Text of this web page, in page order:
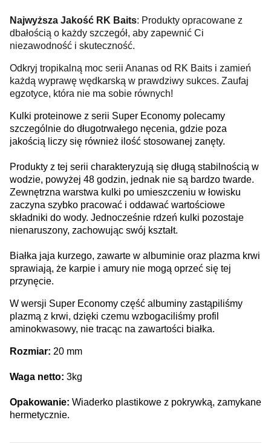
Najwyższa Jakość RK Baits: Produkty opracowane z
dbałością o każdy szczegół, aby zapewnić Ci
niezawodność i skuteczność.
Odkryj tropikalną moc serii Ananas od RK Baits i zamień
każdą wyprawę wędkarską w prawdziwy sukces. Zaufaj
egzotyce, która nie ma sobie równych!
Kulki proteinowe z serii Super Economy polecamy
szczególnie do długotrwałego nęcenia, gdzie poza
jakością liczy się również ilość stosowanej zanęty.
Produkty z tej serii charakteryzują się długą stabilnością w
wodzie, powyżej 48 godzin, jednak nie są bardzo twarde.
Zewnętrzna warstwa kulki po umieszczeniu w łowisku
zaczyna szybko pracować i oddawać wartościowe
składniki do wody. Jednocześnie rdzeń kulki pozostaje
nienaruszony, zachowując swój kształt.
Białka jaja kurzego, zawarte w albuminie oraz plazma krwi
sprawiają, że karpie i amury nie mogą oprzeć się tej
przynęcie.
W wersji Super Economy część albuminy zastąpiliśmy
plazmą z krwi, dzięki czemu wzbogaciliśmy profil
aminokwasowy, nie tracąc na zawartości białka.
Rozmiar: 20 mm
Waga netto: 3kg
Opakowanie: Wiaderko plastikowe z pokrywką, zamykane
hermetycznie.